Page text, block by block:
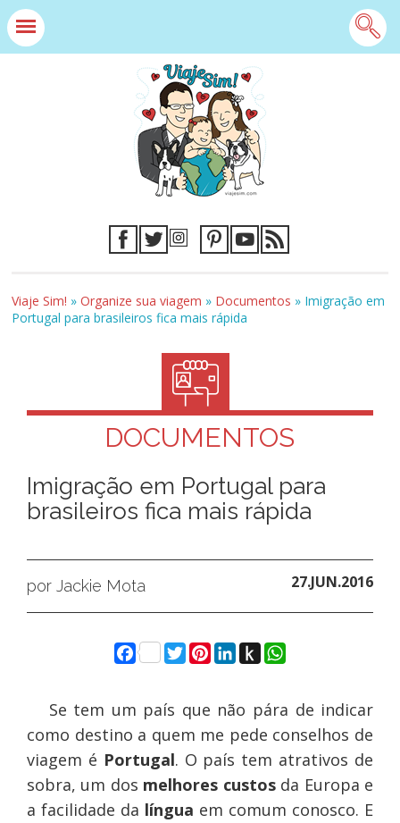
Viaje Sim! »Organize sua viagem » Documentos » Imigração em
Portugal para brasileiros fica mais rápida
DOCUMENTOS
Imigração em Portugal para
brasileiros fica mais rápida
por Jackie Mota 27.JUN.2016
Facebook
Twitter
Pinterest
LinkedIn
Push
to
WhatsApp
Se tem um país que não pára de indicar
como destino a quem me pede conselhos de
viagem é Portugal. O país tem atrativos de
sobra, um dos melhores custosda Europa e
a facilidade da língua em comum conosco. E